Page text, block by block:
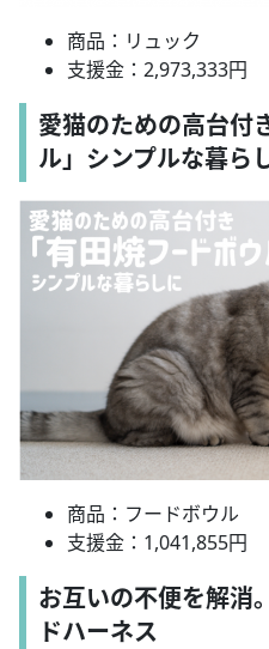
商品：リュック
支援金：2,973,333円
愛猫のための高台付
ル」シンプルな暮ら
商品：フードボウル
支援金：1,041,855円
お互いの不便を解消
ドハーネス